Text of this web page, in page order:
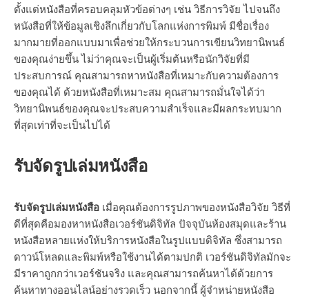
ตั้งแต่หนังสือที่ครอบคลุมหัวข้อต่างๆ เช่น วิธีการวิจัย ไปจนถึง
หนังสือที่ให้ข้อมูลเชิงลึกเกี่ยวกับโลกแห่งการพิมพ์ มีชื่อเรื่อง
มากมายที่ออกแบบมาเพื่อช่วยให้กระบวนการเขียนวิทยานิพนธ์
ของคุณง่ายขึ้น ไม่ว่าคุณจะเป็นผู้เริ่มต้นหรือนักวิจัยที่มี
ประสบการณ์ คุณสามารถหาหนังสือที่เหมาะกับความต้องการ
ของคุณได้ ด้วยหนังสือที่เหมาะสม คุณสามารถมั่นใจได้ว่า
วิทยานิพนธ์ของคุณจะประสบความสำเร็จและมีผลกระทบมาก
ที่สุดเท่าที่จะเป็นไปได้
รับจัดรูปเล่มหนังสือ
รับจัดรูปเล่มหนังสือ เมื่อคุณต้องการรูปภาพของหนังสือวิจัย วิธีที่
ดีที่สุดคือมองหาหนังสือเวอร์ชันดิจิทัล ปัจจุบันห้องสมุดและร้าน
หนังสือหลายแห่งให้บริการหนังสือในรูปแบบดิจิทัล ซึ่งสามารถ
ดาวน์โหลดและพิมพ์หรือใช้งานได้ตามปกติ เวอร์ชันดิจิทัลมักจะ
มีราคาถูกกว่าเวอร์ชันจริง และคุณสามารถค้นหาได้ด้วยการ
ค้นหาทางออนไลน์อย่างรวดเร็ว นอกจากนี้ ผู้จำหน่ายหนังสือ